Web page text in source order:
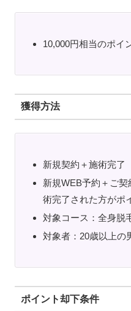
10,000円相当のポイ
獲得方法
新規契約＋施術完了
新規WEB予約＋ご
術完了された方がポ
対象コース：全身脱
対象者：20歳以上の
ポイント却下条件